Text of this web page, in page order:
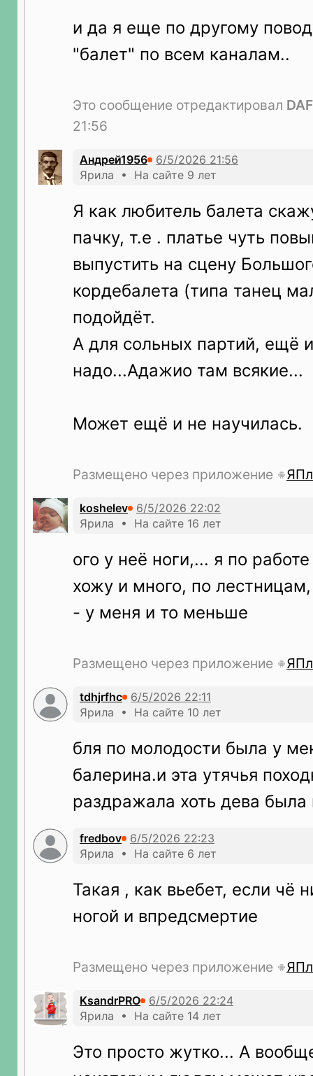
и да я еще по другому
"балет" по всем каналам..
Это сообщение отредактировал
21:56
Андрей1956
Ярила • На сайте 9 лет
Я как любитель балета
пачку, т.е . платье чуть
выпустить на сцену
кордебалета (типа танец
подойдёт.
А для сольных партий, ещё
надо...Адажио там всякие...
Может ещё и не научилась.
Размещено через приложение
koshelev
Ярила • На сайте 16 лет
ого у неё ноги,... я по
хожу и много, по
- у меня и то меньше
Размещено через приложение
tdhjrfhc
Ярила • На сайте 10 лет
бля по молодости была у
балерина.и эта утячья
раздражала хоть дева была
fredbov
Ярила • На сайте 6 лет
Такая , как вьебет, если чё
ногой и впредсмертие
Размещено через приложение
KsandrPRO
Ярила • На сайте 14 лет
Это просто жутко... А